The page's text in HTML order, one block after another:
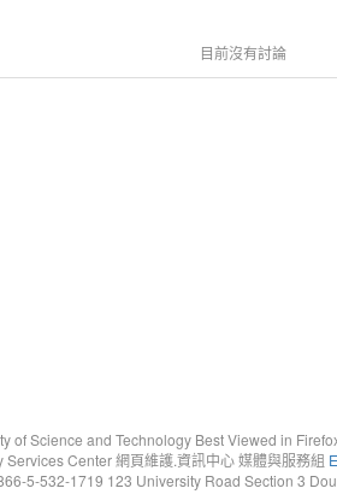
目前沒有討論
of Science and Technology Best Viewed in
Center 網頁維護.資訊中心 媒體與服務組
5-532-1719 123 University Road Section 3